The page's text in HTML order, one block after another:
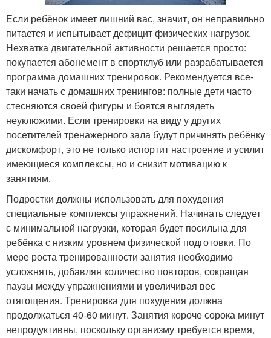
Если ребёнок имеет лишний вас, значит, он неправильно
питается и испытывает дефицит физических нагрузок.
Нехватка двигательной активности решается просто:
покупается абонемент в спортклуб или разрабатывается
программа домашних тренировок. Рекомендуется все-
таки начать с домашних тренингов: полные дети часто
стесняются своей фигуры и боятся выглядеть
неуклюжими. Если тренировки на виду у других
посетителей тренажерного зала будут причинять ребёнку
дискомфорт, это не только испортит настроение и усилит
имеющиеся комплексы, но и снизит мотивацию к
занятиям.
Подростки должны использовать для похудения
специальные комплексы упражнений. Начинать следует
с минимальной нагрузки, которая будет посильна для
ребёнка с низким уровнем физической подготовки. По
мере роста тренированности занятия необходимо
усложнять, добавляя количество повторов, сокращая
паузы между упражнениями и увеличивая вес
отягощения. Тренировка для похудения должна
продолжаться 40-60 минут. Занятия короче сорока минут
непродуктивны, поскольку организму требуется время,